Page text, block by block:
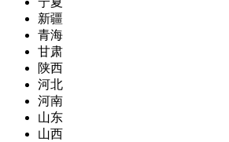
新疆
青海
甘肃
陕西
河北
河南
山东
山西